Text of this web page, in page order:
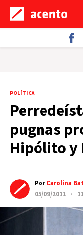
POLÍTICA
pugnas
Hipólito y
PorCarolina
05/09/2011 ·